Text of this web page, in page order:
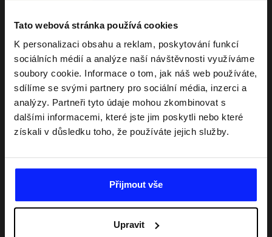
Tato webová stránka používá cookies
K personalizaci obsahu a reklam, poskytování funkcí
sociálních médií a analýze naší návštěvnosti využíváme
soubory cookie. Informace o tom, jak náš web používáte,
sdílíme se svými partnery pro sociální média, inzerci a
analýzy. Partneři tyto údaje mohou zkombinovat s
dalšími informacemi, které jste jim poskytli nebo které
získali v důsledku toho, že používáte jejich služby.
Přijmout vše
Upravit